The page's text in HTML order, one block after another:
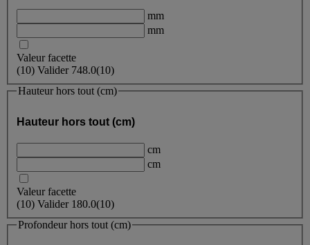
mm
mm
Valeur facette
(10) Valider 748.0(10)
Hauteur hors tout (cm)
Hauteur hors tout (cm)
cm
cm
Valeur facette
(10) Valider 180.0(10)
Profondeur hors tout (cm)